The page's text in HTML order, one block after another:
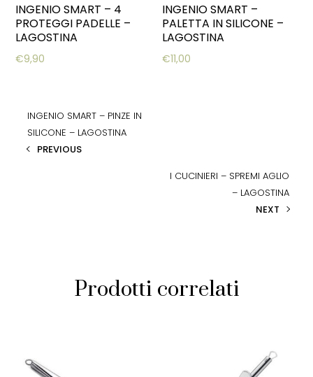
INGENIO SMART – 4
PROTEGGI PADELLE –
LAGOSTINA
€9,90
INGENIO SMART –
PALETTA IN SILICONE –
LAGOSTINA
€11,00
INGENIO SMART – PINZE IN
SILICONE – LAGOSTINA
PREVIOUS
I CUCINIERI – SPREMI AGLIO
– LAGOSTINA
NEXT
Prodotti correlati